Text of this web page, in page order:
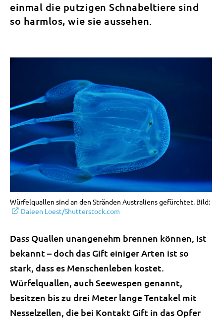
einmal die putzigen Schnabeltiere sind
so harmlos, wie sie aussehen.
Würfelquallen sind an den Stränden Australiens gefürchtet. Bild:
Daleen Loest/Shutterstock.com
Dass Quallen unangenehm brennen können, ist
bekannt – doch das Gift einiger Arten ist so
stark, dass es Menschenleben kostet.
Würfelquallen, auch Seewespen genannt,
besitzen bis zu drei Meter lange Tentakel mit
Nesselzellen, die bei Kontakt Gift in das Opfer